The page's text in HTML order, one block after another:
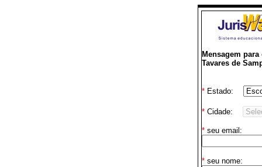
Mensagem
Tavares de
*Estado:
*Cidade:
*seu email:
*seu nome: